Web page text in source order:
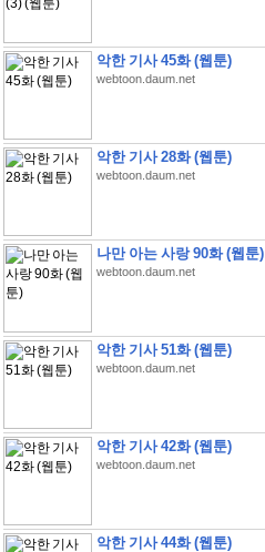
악한 기사 45화 (웹툰)
webtoon.daum.net
악한 기사 28화 (웹툰)
webtoon.daum.net
나만 아는 사랑 90화 (웹툰)
webtoon.daum.net
악한 기사 51화 (웹툰)
webtoon.daum.net
악한 기사 42화 (웹툰)
webtoon.daum.net
악한 기사 44화 (웹툰)